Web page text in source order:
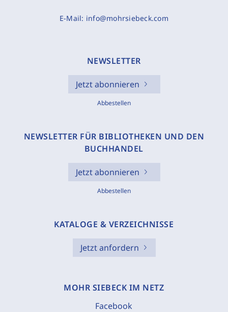
E-Mail: info@mohrsiebeck.com
NEWSLETTER
Jetzt abonnieren
Abbestellen
NEWSLETTER FÜR BIBLIOTHEKEN UND DEN
BUCHHANDEL
Jetzt abonnieren
Abbestellen
KATALOGE & VERZEICHNISSE
Jetzt anfordern
MOHR SIEBECK IM NETZ
Facebook